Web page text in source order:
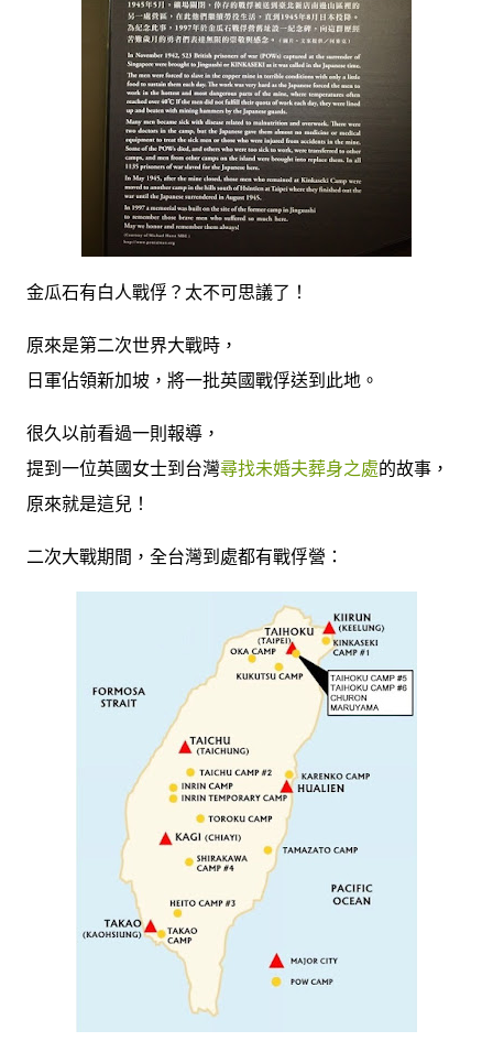
金瓜石有白人戰俘？太不可思議了！
原來是第二次世界大戰時，
日軍佔領新加坡，將一批英國戰俘送到此地。
很久以前看過一則報導，
提到一位英國女士到台灣尋找未婚夫葬身之處的故事，
原來就是這兒！
二次大戰期間，全台灣到處都有戰俘營：